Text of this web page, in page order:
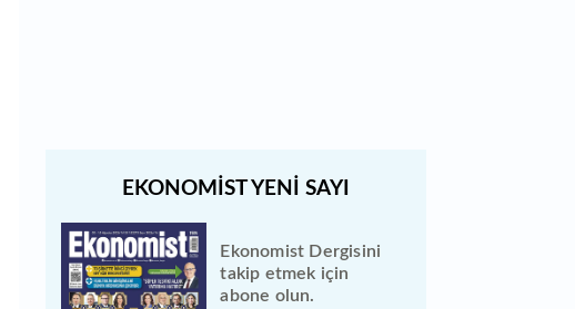
Ekonomist Dergisini
takip etmek için
abone olun.